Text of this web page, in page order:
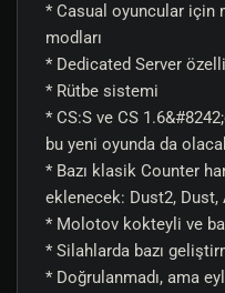
* Casual oyuncular için
modları
* Dedicated Server
* Rütbe sistemi
* CS:S ve CS
bu yeni oyunda da
* Bazı klasik Counter
eklenecek: Dust2, Dust,
* Molotov kokteyli ve
* Silahlarda bazı
* Doğrulanmadı, ama